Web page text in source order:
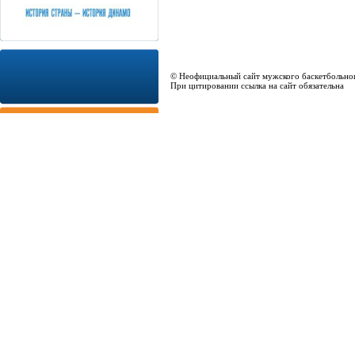
© Неофициальный сайт мужского
При цитировании ссылка на сайт обязательна